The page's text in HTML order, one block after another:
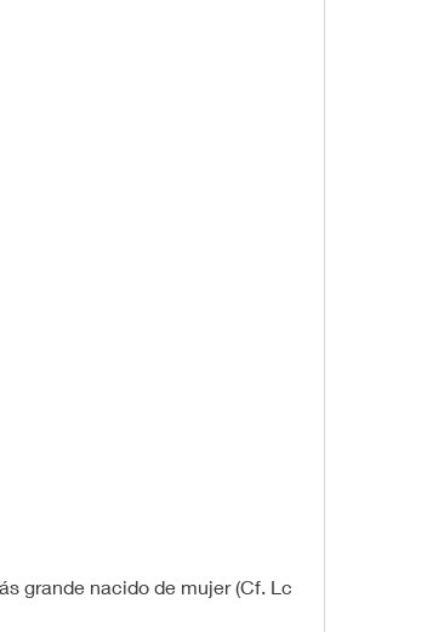
grande nacido de mujer (Cf. Lc